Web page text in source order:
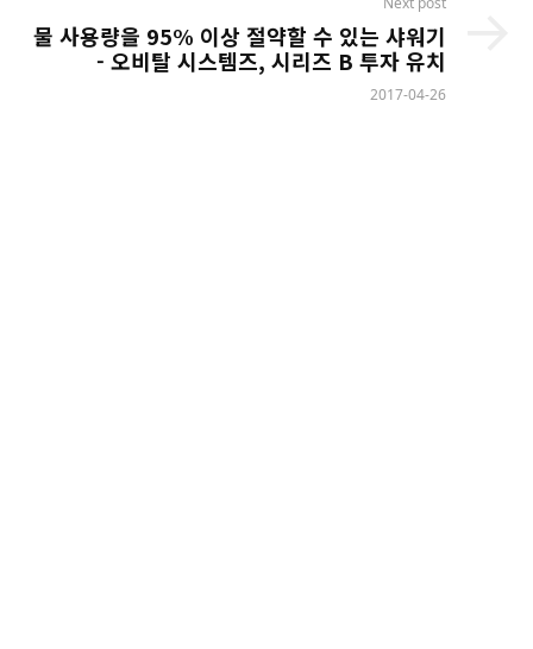
물 사용량을 95% 이상 절약할 수 있는 샤워기
- 오비탈 시스템즈, 시리즈 B 투자 유치
2017-04-26